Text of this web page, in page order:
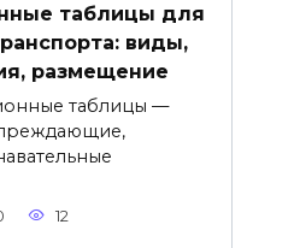
таблицы для
виды,
размещение
таблицы —
12